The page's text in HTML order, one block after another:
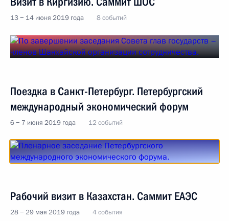
13 − 14 июня 2019 года 8 событий
Поездка в Санкт-Петербург. Петербургский
международный экономический форум
6 − 7 июня 2019 года 12 событий
Рабочий визит в Казахстан. Саммит ЕАЭС
28 − 29 мая 2019 года 4 события